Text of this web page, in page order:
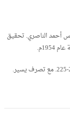
المغرب الأقصى. 1/82. أبو العباس أحمد الناصري. تحقيق